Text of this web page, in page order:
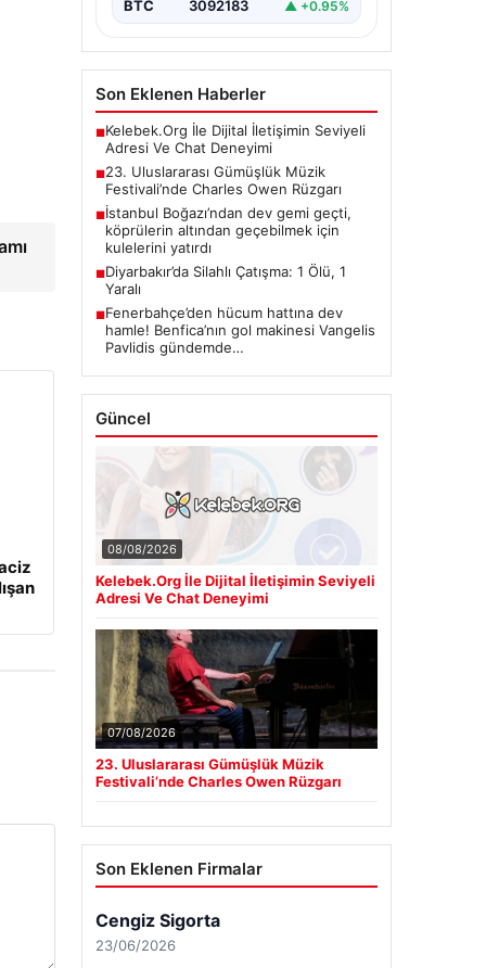
BTC 3092183 ▲ +0.95%
Son Eklenen Haberler
■Kelebek.Org İle Dijital İletişimin Seviyeli
Adresi Ve Chat Deneyimi
■23. Uluslararası Gümüşlük Müzik
Festivali’nde Charles Owen Rüzgarı
■İstanbul Boğazı’ndan dev gemi geçti,
köprülerin altından geçebilmek için
kulelerini yatırdı
■Diyarbakır’da Silahlı Çatışma: 1 Ölü, 1
Yaralı
■Fenerbahçe’den hücum hattına dev
hamle! Benfica’nın gol makinesi Vangelis
Pavlidis gündemde…
Güncel
08/08/2026
Kelebek.Org İle Dijital İletişimin Seviyeli
Adresi Ve Chat Deneyimi
07/08/2026
23. Uluslararası Gümüşlük Müzik
Festivali’nde Charles Owen Rüzgarı
Son Eklenen Firmalar
Cengiz Sigorta
23/06/2026